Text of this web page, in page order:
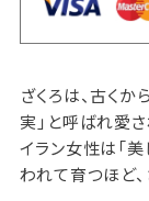
ざくろは、古く
実」と呼ばれ愛
イラン女性は「
われて育つほど